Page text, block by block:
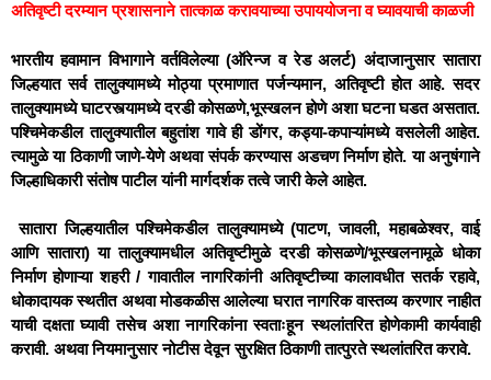
अतिवृष्टी दरम्यान प्रशासनाने तात्काळ करावयाच्या उपाययोजना व घ्यावयाची काळजी
भारतीय हवामान विभागाने वर्तविलेल्या (ऑरेन्ज व रेड अलर्ट) अंदाजानुसार सातारा
जिल्हयात सर्व तालुक्यामध्ये मोठ्या प्रमाणात पर्जन्यमान, अतिवृष्टी होत आहे. सदर
तालुक्यामध्ये घाटरस्त्यामध्ये दरडी कोसळणे,भूस्खलन होणे अशा घटना घडत असतात.
पश्चिमेकडील तालुक्यातील बहुतांश गावे ही डोंगर, कड्या-कपाऱ्यांमध्ये वसलेली आहेत.
त्यामुळे या ठिकाणी जाणे-येणे अथवा संपर्क करण्यास अडचण निर्माण होते. या अनुषंगाने
जिल्हाधिकारी संतोष पाटील यांनी मार्गदर्शक तत्वे जारी केले आहेत.
सातारा जिल्हयातील पश्चिमेकडील तालुक्यामध्ये (पाटण, जावली, महाबळेश्वर, वाई
आणि सातारा) या तालुक्यामधील अतिवृष्टीमुळे दरडी कोसळणे/भूस्खलनामूळे धोका
निर्माण होणाऱ्या शहरी / गावातील नागरिकांनी अतिवृष्टीच्या कालावधीत सतर्क रहावे,
धोकादायक स्थतीत अथवा मोडकळीस आलेल्या घरात नागरिक वास्तव्य करणार नाहीत
याची दक्षता घ्यावी तसेच अशा नागरिकांना स्वताःहून स्थलांतरित होणेकामी कार्यवाही
करावी. अथवा नियमानुसार नोटीस देवून सुरक्षित ठिकाणी तात्पुरते स्थलांतरित करावे.